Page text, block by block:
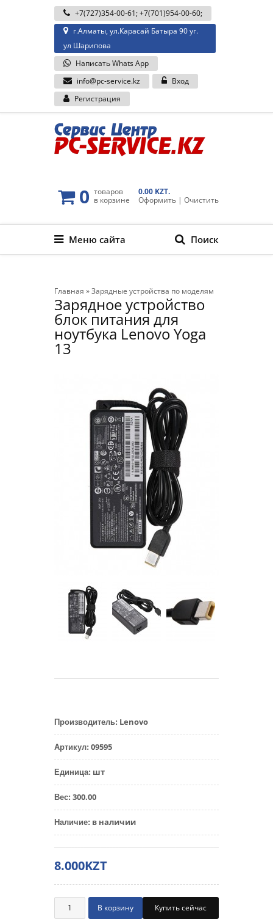
+7(727)354-00-61;+7(701)954-00-60;
г.Алматы, ул.Карасай Батыра 90 уг.
ул Шарипова
Написать Whats App
info@pc-service.kz
Вход
Регистрация
0 товаров
в корзине
0.00 KZT.
Оформить | Очистить
Меню сайта Поиск
Главная »Зарядные устройства по моделям
Зарядное устройство
блок питания для
ноутбука Lenovo Yoga
13
Производитель: Lenovo
Артикул: 09595
Единица: шт
Вес: 300.00
Наличие: в наличии
8.000KZT
Купить сейчас